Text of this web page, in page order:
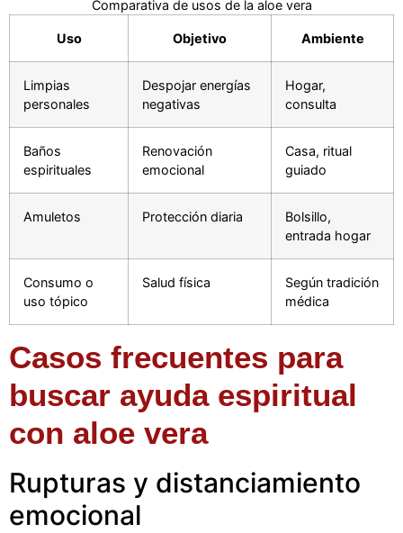
Comparativa de usos de la aloe vera
Uso Objetivo Ambiente
Limpias
personales
Despojar energías
negativas
Hogar,
consulta
Baños
espirituales
Renovación
emocional
Casa, ritual
guiado
Amuletos Protección diaria
Bolsillo,
entrada hogar
Consumo o
uso tópico
Salud física
Según tradición
médica
Casos frecuentes para
buscar ayuda espiritual
con aloe vera
Rupturas y distanciamiento
emocional